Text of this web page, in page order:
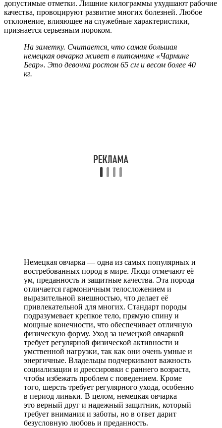
допустимые отметки. Лишние килограммы ухудшают рабочие
качества, провоцируют развитие многих болезней. Любое
отклонение, влияющее на служебные характеристики,
признается серьезным пороком.
На заметку. Считается, что самая большая
немецкая овчарка живет в питомнике «Чарминг
Беар». Это девочка ростом 65 см и весом более 40
кг.
Немецкая овчарка — одна из самых популярных и
востребованных пород в мире. Люди отмечают её
ум, преданность и защитные качества. Эта порода
отличается гармоничным телосложением и
выразительной внешностью, что делает её
привлекательной для многих. Стандарт породы
подразумевает крепкое тело, прямую спину и
мощные конечности, что обеспечивает отличную
физическую форму. Уход за немецкой овчаркой
требует регулярной физической активности и
умственной нагрузки, так как они очень умные и
энергичные. Владельцы подчеркивают важность
социализации и дрессировки с раннего возраста,
чтобы избежать проблем с поведением. Кроме
того, шерсть требует регулярного ухода, особенно
в период линьки. В целом, немецкая овчарка —
это верный друг и надежный защитник, который
требует внимания и заботы, но в ответ дарит
безусловную любовь и преданность.